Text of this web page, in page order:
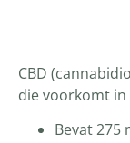
CBD
die voorkomt in
Bevat 275